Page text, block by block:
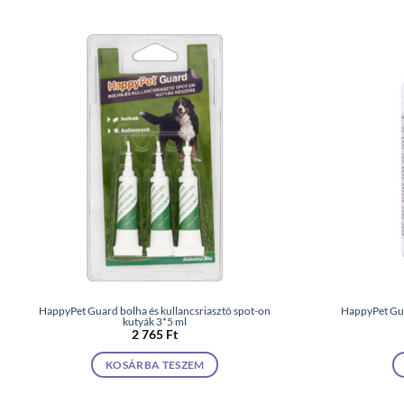
HappyPet Guard bolha és kullancsriasztó spot-on
kutyák 3*5 ml
2 765 Ft
KOSÁRBA TESZEM
HappyPet